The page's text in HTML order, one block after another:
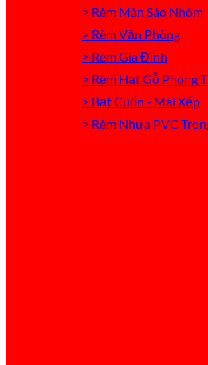
> Rèm Màn Sáo Nhôm
> Rèm Văn Phòng
> Rèm Gia Đình
> Rèm Hạt Gỗ Phong
> Bạt Cuốn - Mái Xếp
> Rèm Nhựa PVC